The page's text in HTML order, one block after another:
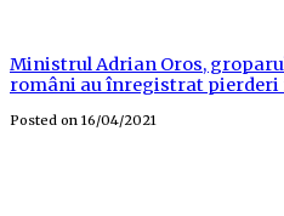
Ministrul Adrian Oros,
români au înregistrat pierderi
Posted on 16/04/2021